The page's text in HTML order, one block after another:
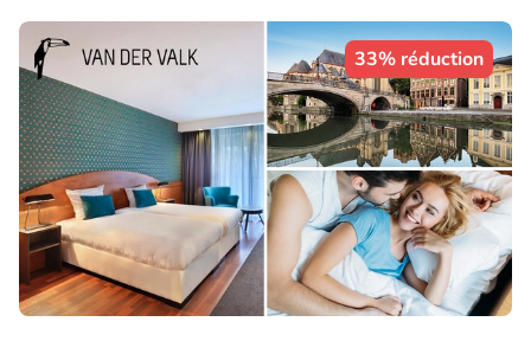
33% réduction